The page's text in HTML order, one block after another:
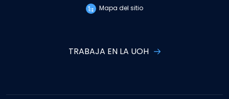
Mapa del sitio
TRABAJA EN LA UOH